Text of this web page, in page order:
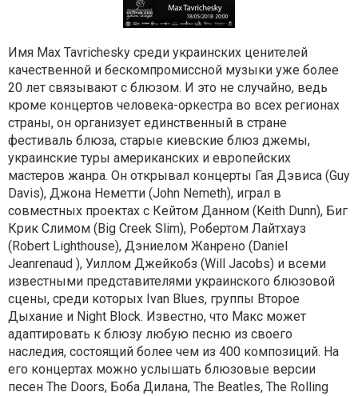
Имя Max Tavrichesky среди украинских ценителей
качественной и бескомпромиссной музыки уже более
20 лет связывают с блюзом. И это не случайно, ведь
кроме концертов человека-оркестра во всех регионах
страны, он организует единственный в стране
фестиваль блюза, старые киевские блюз джемы,
украинские туры американских и европейских
мастеров жанра. Он открывал концерты Гая Дэвиса (Guy
Davis), Джона Неметти (John Nemeth), играл в
совместных проектах с Кейтом Данном (Keith Dunn), Биг
Крик Слимом (Big Creek Slim), Робертом Лайтхауз
(Robert Lighthouse), Дэниелом Жанрено (Daniel
Jeanrenaud ), Уиллом Джейкобз (Will Jacobs) и всеми
известными представителями украинского блюзовой
сцены, среди которых Ivan Blues, группы Второе
Дыхание и Night Block. Известно, что Макс может
адаптировать к блюзу любую песню из своего
наследия, состоящий более чем из 400 композиций. На
его концертах можно услышать блюзовые версии
песен The Doors, Боба Дилана, The Beatles, The Rolling